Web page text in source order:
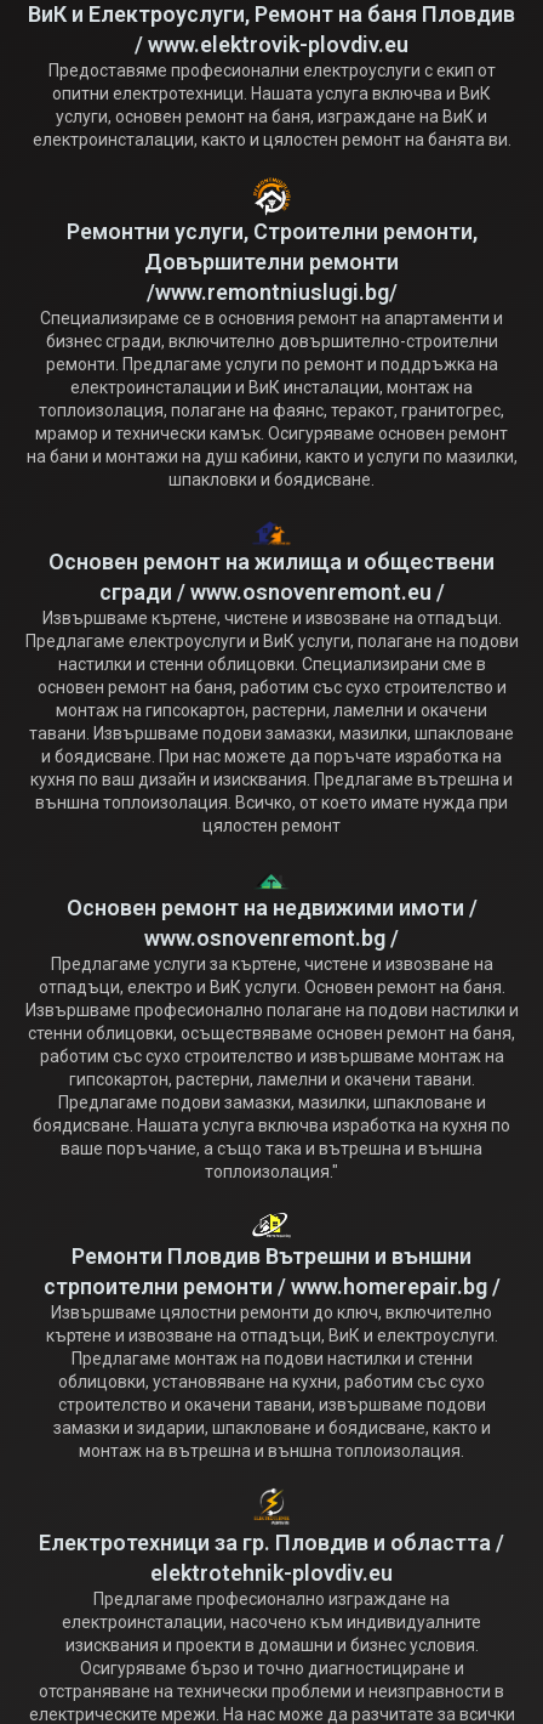
ВиК и Електроуслуги, Ремонт на баня Пловдив
/ www.elektrovik-plovdiv.eu
Предоставяме професионални електроуслуги с екип от
опитни електротехници. Нашата услуга включва и ВиК
услуги, основен ремонт на баня, изграждане на ВиК и
електроинсталации, както и цялостен ремонт на банята ви.
Ремонтни услуги, Строителни ремонти,
Довършителни ремонти
/www.remontniuslugi.bg/
Специализираме се в основния ремонт на апартаменти и
бизнес сгради, включително довършително-строителни
ремонти. Предлагаме услуги по ремонт и поддръжка на
електроинсталации и ВиК инсталации, монтаж на
топлоизолация, полагане на фаянс, теракот, гранитогрес,
мрамор и технически камък. Осигуряваме основен ремонт
на бани и монтажи на душ кабини, както и услуги по мазилки,
шпакловки и боядисване.
Основен ремонт на жилища и обществени
сгради / www.osnovenremont.eu /
Извършваме къртене, чистене и извозване на отпадъци.
Предлагаме електроуслуги и ВиК услуги, полагане на подови
настилки и стенни облицовки. Специализирани сме в
основен ремонт на баня, работим със сухо строителство и
монтаж на гипсокартон, растерни, ламелни и окачени
тавани. Извършваме подови замазки, мазилки, шпакловане
и боядисване. При нас можете да поръчате изработка на
кухня по ваш дизайн и изисквания. Предлагаме вътрешна и
външна топлоизолация. Всичко, от което имате нужда при
цялостен ремонт
Основен ремонт на недвижими имоти /
www.osnovenremont.bg /
Предлагаме услуги за къртене, чистене и извозване на
отпадъци, електро и ВиК услуги. Основен ремонт на баня.
Извършваме професионално полагане на подови настилки и
стенни облицовки, осъществяваме основен ремонт на баня,
работим със сухо строителство и извършваме монтаж на
гипсокартон, растерни, ламелни и окачени тавани.
Предлагаме подови замазки, мазилки, шпакловане и
боядисване. Нашата услуга включва изработка на кухня по
ваше поръчание, а също така и вътрешна и външна
топлоизолация."
Ремонти Пловдив Вътрешни и външни
стрпоителни ремонти / www.homerepair.bg /
Извършваме цялостни ремонти до ключ, включително
къртене и извозване на отпадъци, ВиК и електроуслуги.
Предлагаме монтаж на подови настилки и стенни
облицовки, установяване на кухни, работим със сухо
строителство и окачени тавани, извършваме подови
замазки и зидарии, шпакловане и боядисване, както и
монтаж на вътрешна и външна топлоизолация.
Електротехници за гр. Пловдив и областта /
elektrotehnik-plovdiv.eu
Предлагаме професионално изграждане на
електроинсталации, насочено към индивидуалните
изисквания и проекти в домашни и бизнес условия.
Осигуряваме бързо и точно диагностициране и
отстраняване на технически проблеми и неизправности в
електрическите мрежи. На нас може да разчитате за всички